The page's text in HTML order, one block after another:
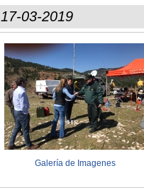
| 17-03-2019
Galería de Imagenes